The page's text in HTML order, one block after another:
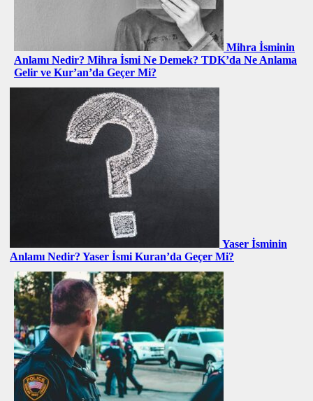
Mihra İsminin
Anlamı Nedir? Mihra İsmi Ne Demek? TDK’da Ne Anlama
Gelir ve Kur’an’da Geçer Mi?
Yaser İsminin
Anlamı Nedir? Yaser İsmi Kuran’da Geçer Mi?